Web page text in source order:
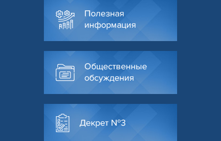
Полезная
информация
Общественные
обсуждения
Декрет №3